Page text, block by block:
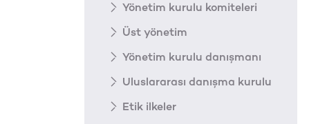
Yönetim kurulu komiteleri
Üst yönetim
Yönetim kurulu danışmanı
Uluslararası danışma kurulu
Etik ilkeler